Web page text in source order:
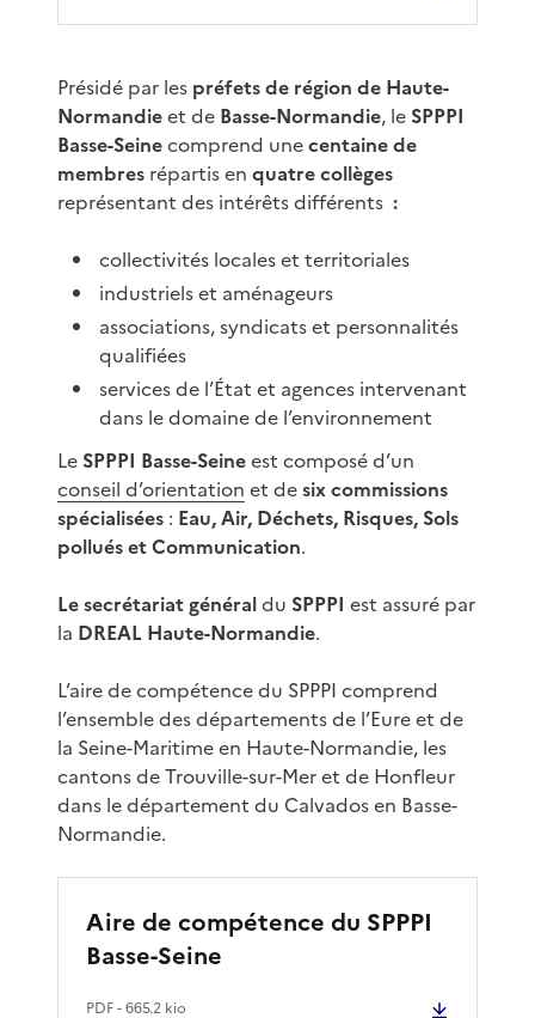
Présidé par les préfets de région de Haute-
Normandieet de Basse-Normandie, le SPPPI
Basse-Seinecomprend unecentaine de
membres répartis en quatre collèges
représentant des intérêts différents :
collectivités locales et territoriales
industriels et aménageurs
associations, syndicats et personnalités
qualifiées
services de l’État et agences intervenant
dans le domaine de l’environnement
Le SPPPI Basse-Seineest composé d’un
conseil d’orientation et desix commissions
spécialisées : Eau, Air, Déchets, Risques, Sols
pollués et Communication.
Le secrétariat généraldu SPPPI est assuré par
la DREAL Haute-Normandie.
L’aire de compétence du SPPPI comprend
l’ensemble des départements de l’Eure et de
la Seine-Maritime en Haute-Normandie, les
cantons de Trouville-sur-Mer et de Honfleur
dans le département du Calvados en Basse-
Normandie.
Aire de compétence du SPPPI
Basse-Seine
PDF- 665.2 kio